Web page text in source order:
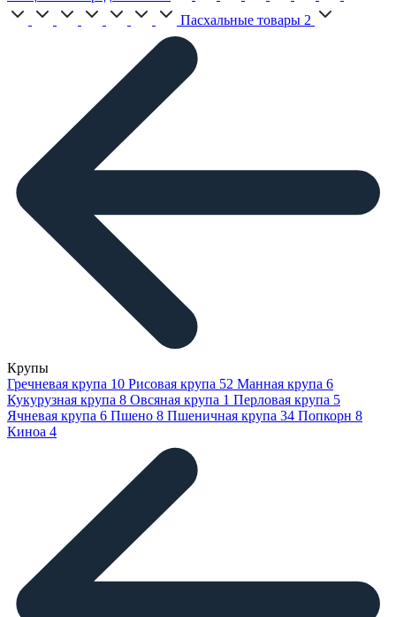
Пасхальные товары 2
Крупы
Гречневая крупа 10 Рисовая крупа 52 Манная крупа 6
Кукурузная крупа 8 Овсяная крупа 1 Перловая крупа 5
Ячневая крупа 6 Пшено 8 Пшеничная крупа 34 Попкорн 8
Киноа 4